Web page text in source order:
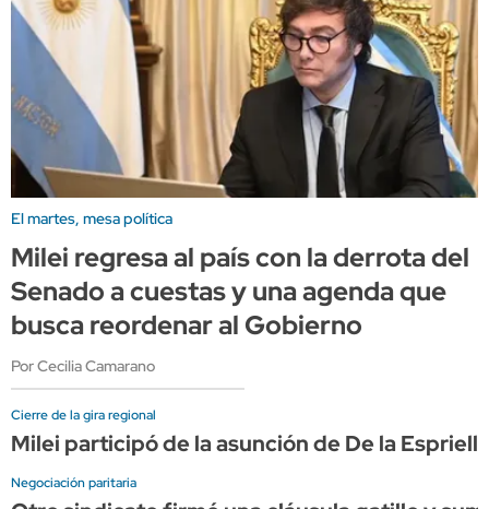
El martes, mesa política
Milei regresa al país con la derrota del
Senado a cuestas y una agenda que
busca reordenar al Gobierno
Por Cecilia Camarano
Cierre de la gira regional
Milei participó de la asunción de De la
Negociación paritaria